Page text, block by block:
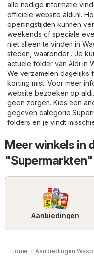
alle nodige informatie
officiële website aldi.nl.
openingstijden kunnen
weekends of speciale
niet alleen te vinden in
steden, waaronder . Je
actuele folder van Aldi in
We verzamelen dagelijks
korting mist. Voor meer
website bezoeken op
geen zorgen. Kies een
gegeven categorie
folders en je vindt
Meer winkels in
"Supermarkten"
Aanbiedingen
Home Aanbiedingen